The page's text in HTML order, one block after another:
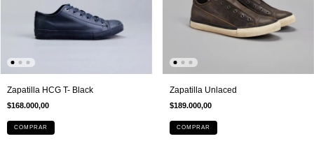
Zapatilla HCG T- Black
$168.000,00
COMPRAR
Zapatilla Unlaced
$189.000,00
COMPRAR